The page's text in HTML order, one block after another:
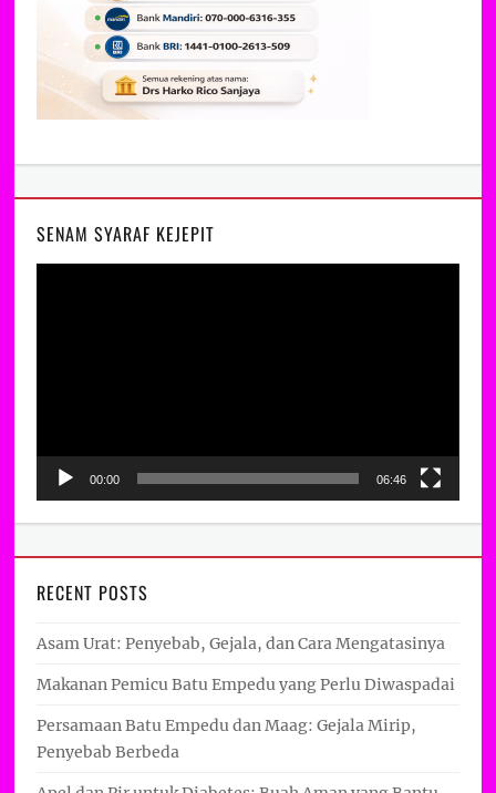
SENAM SYARAF KEJEPIT
00:00 06:46
RECENT POSTS
Asam Urat: Penyebab, Gejala, dan Cara Mengatasinya
Makanan Pemicu Batu Empedu yang Perlu Diwaspadai
Persamaan Batu Empedu dan Maag: Gejala Mirip,
Penyebab Berbeda